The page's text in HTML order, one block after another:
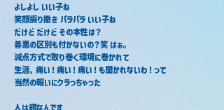
よしよし いい子ね
笑顔振り撒き パラパラ いい子ね
だけど だけど その本性は？
善悪の区別も付かないの？笑 はぁ。
減点方式で取り巻く環境に巻かれて
生涯、痛い！痛い！痛い！も聞かれないわ！って
当然の報いにクラっちゃった
人は鏡なんです